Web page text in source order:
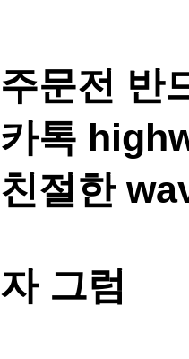
주문전 반
카톡
친절한
자 그럼